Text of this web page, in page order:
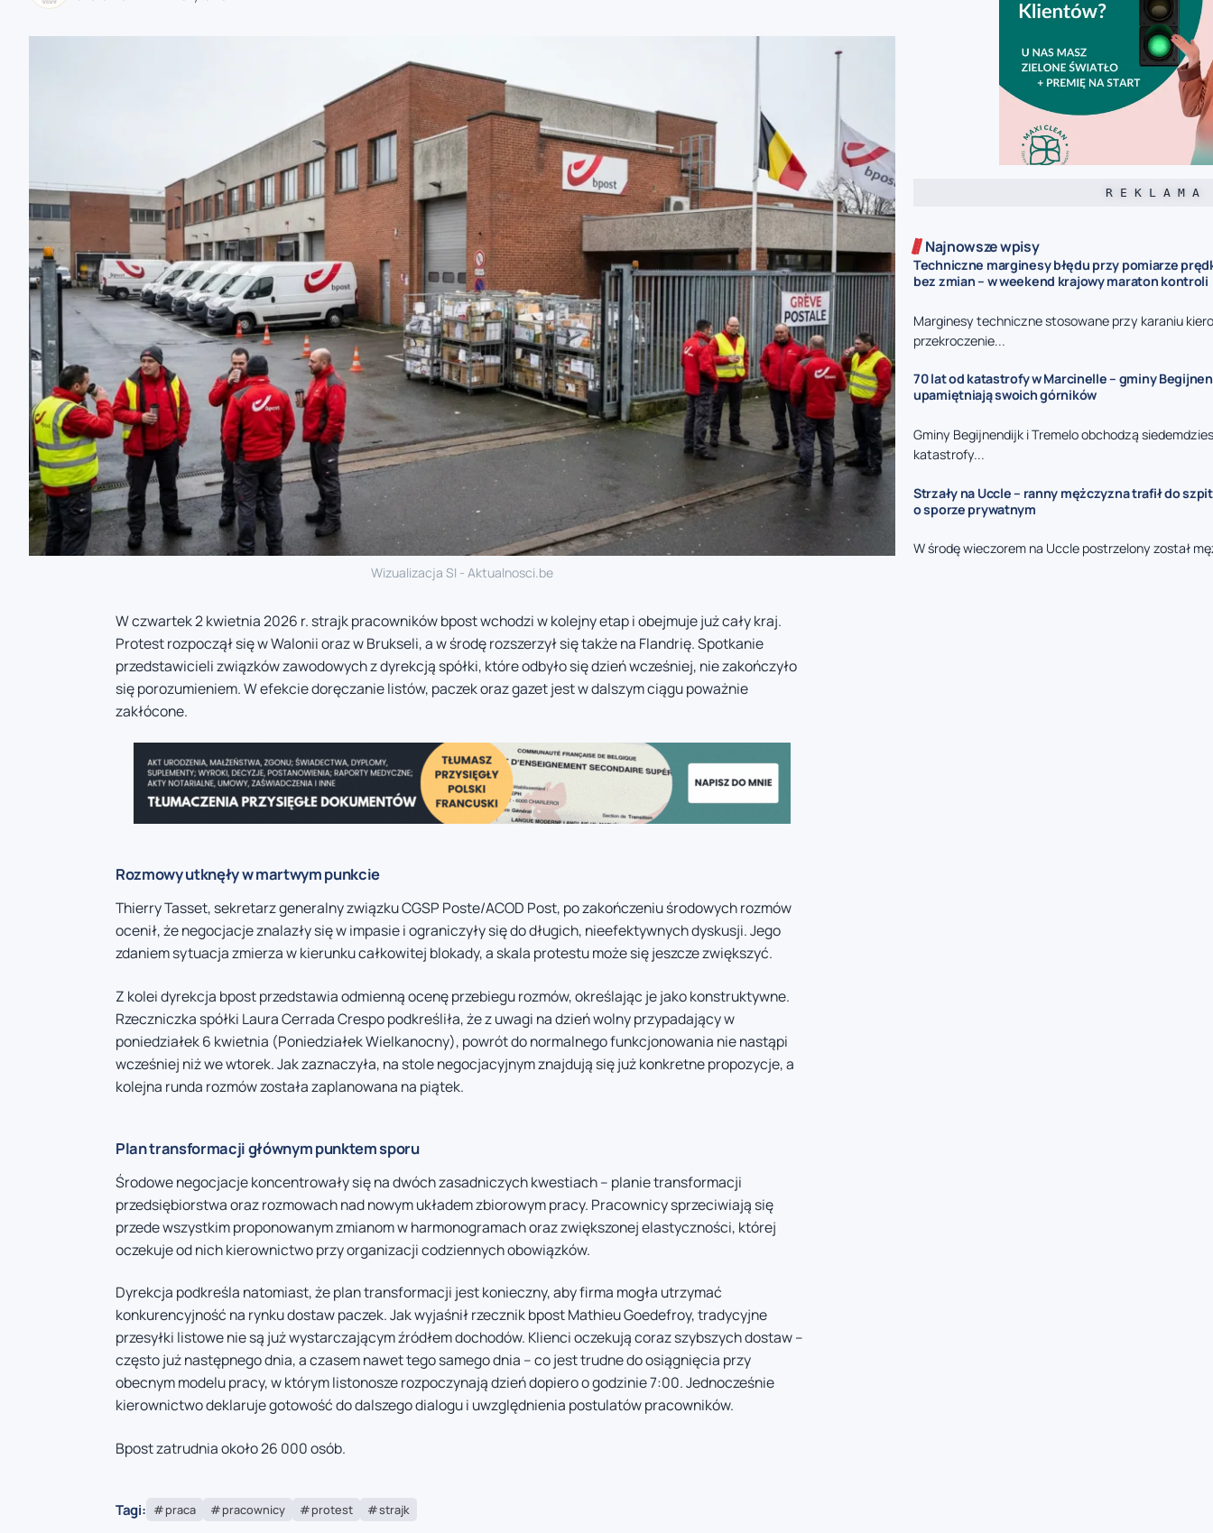
Wizualizacja SI - Aktualnosci.be
W czwartek 2 kwietnia 2026 r. strajk pracowników bpost wchodzi w kolejny etap i obejmuje już cały kraj.
Protest rozpoczął się w Walonii oraz w Brukseli, a w środę rozszerzył się także na Flandrię. Spotkanie
przedstawicieli związków zawodowych z dyrekcją spółki, które odbyło się dzień wcześniej, nie zakończyło
się porozumieniem. W efekcie doręczanie listów, paczek oraz gazet jest w dalszym ciągu poważnie
zakłócone.
Rozmowy utknęły w martwym punkcie
Thierry Tasset, sekretarz generalny związku CGSP Poste/ACOD Post, po zakończeniu środowych rozmów
ocenił, że negocjacje znalazły się w impasie i ograniczyły się do długich, nieefektywnych dyskusji. Jego
zdaniem sytuacja zmierza w kierunku całkowitej blokady, a skala protestu może się jeszcze zwiększyć.
Z kolei dyrekcja bpost przedstawia odmienną ocenę przebiegu rozmów, określając je jako konstruktywne.
Rzeczniczka spółki Laura Cerrada Crespo podkreśliła, że z uwagi na dzień wolny przypadający w
poniedziałek 6 kwietnia (Poniedziałek Wielkanocny), powrót do normalnego funkcjonowania nie nastąpi
wcześniej niż we wtorek. Jak zaznaczyła, na stole negocjacyjnym znajdują się już konkretne propozycje, a
kolejna runda rozmów została zaplanowana na piątek.
Plan transformacji głównym punktem sporu
Środowe negocjacje koncentrowały się na dwóch zasadniczych kwestiach – planie transformacji
przedsiębiorstwa oraz rozmowach nad nowym układem zbiorowym pracy. Pracownicy sprzeciwiają się
przede wszystkim proponowanym zmianom w harmonogramach oraz zwiększonej elastyczności, której
oczekuje od nich kierownictwo przy organizacji codziennych obowiązków.
Dyrekcja podkreśla natomiast, że plan transformacji jest konieczny, aby firma mogła utrzymać
konkurencyjność na rynku dostaw paczek. Jak wyjaśnił rzecznik bpost Mathieu Goedefroy, tradycyjne
przesyłki listowe nie są już wystarczającym źródłem dochodów. Klienci oczekują coraz szybszych dostaw –
często już następnego dnia, a czasem nawet tego samego dnia – co jest trudne do osiągnięcia przy
obecnym modelu pracy, w którym listonosze rozpoczynają dzień dopiero o godzinie 7:00. Jednocześnie
kierownictwo deklaruje gotowość do dalszego dialogu i uwzględnienia postulatów pracowników.
Bpost zatrudnia około 26 000 osób.
Tagi: praca pracownicy protest strajk
R E K L A M A
Najnowsze wpisy
Techniczne marginesy błędu przy pomiarze
bez zmian – w weekend krajowy maraton kontroli
Marginesy techniczne stosowane przy karaniu
przekroczenie...
70 lat od katastrofy w Marcinelle – gminy
upamiętniają swoich górników
Gminy Begijnendijk i Tremelo obchodzą
katastrofy...
Strzały na Uccle – ranny mężczyzna trafił do
o sporze prywatnym
W środę wieczorem na Uccle postrzelony został